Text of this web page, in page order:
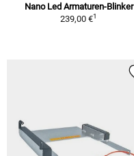
Nano Led Armaturen-Blinker
239,00 €1